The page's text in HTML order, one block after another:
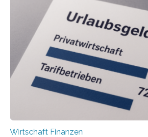
der Freiberuflerinnen, so liegt Leipzig
Berlin starteten in 2024 die meisten
eigene freiberufliche Existenz,
Städte Hamburg, München und
hingegen die
der freiberuflichen Gründungen je…
Wirtschaft Finanzen